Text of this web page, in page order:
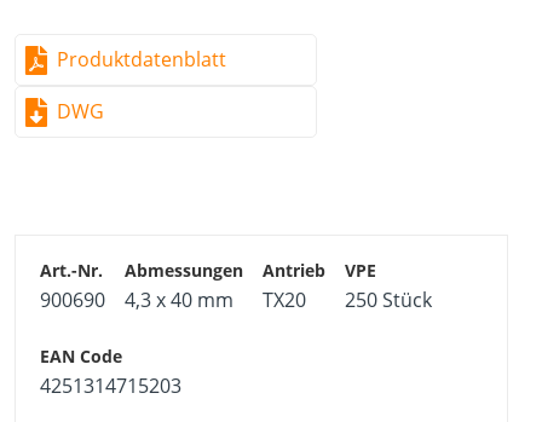
Kein Vorbohren erforderlich
Kein Schlagen der Schrauben beim Einschrauben
durch TX-Antrieb
Material
Korrosionsbeständig
Produktdatenblatt
DWG
900690 4,3 x 40 mm TX20 250 Stück
4251314715203